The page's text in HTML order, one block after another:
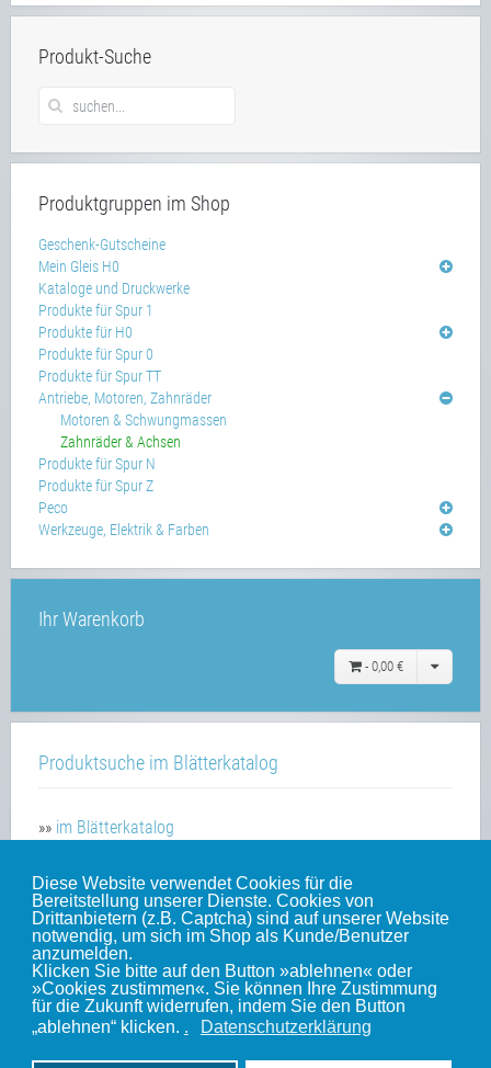
Diese Website verwendet Cookies für die
Bereitstellung unserer Dienste. Cookies von
Drittanbietern (z.B. Captcha) sind auf unserer Website
notwendig, um sich im Shop als Kunde/Benutzer
anzumelden.
Klicken Sie bitte auf den Button »ablehnen« oder
»Cookies zustimmen«. Sie können Ihre Zustimmung
für die Zukunft widerrufen, indem Sie den Button
„ablehnen“ klicken. . Datenschutzerklärung
Produkt-Suche
Produktgruppen im Shop
Geschenk-Gutscheine
Mein Gleis H0
Kataloge und Druckwerke
Produkte für Spur 1
Produkte für H0
Produkte für Spur 0
Produkte für Spur TT
Antriebe, Motoren, Zahnräder
Motoren & Schwungmassen
Zahnräder & Achsen
Produkte für Spur N
Produkte für Spur Z
Peco
Werkzeuge, Elektrik & Farben
Ihr Warenkorb
- 0,00 €
Produktsuche im Blätterkatalog
»» im Blätterkatalog
Unsere weiteren Websites
Weinert-Blog
mein Gleis